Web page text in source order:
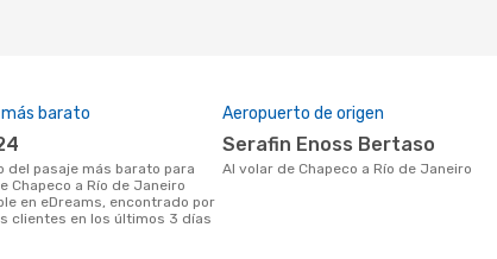
más barato
Chapeco a Río de Janeiro
en eDreams, encontrado por
clientes en los últimos 3 días
Aeropuerto de origen
Serafin Enoss Bertaso
Al volar de Chapeco a Río de Janeiro